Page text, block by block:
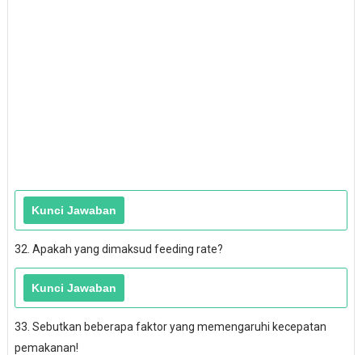
32. Apakah yang dimaksud feeding rate?
33. Sebutkan beberapa faktor yang memengaruhi kecepatan
pemakanan!